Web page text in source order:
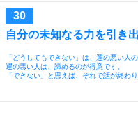
自分の未知なる力を引き
「どうしてもできない」は、運の悪い人の
運の悪い人は、諦めるのが得意です。
「できない」と思えば、それで話が終わり